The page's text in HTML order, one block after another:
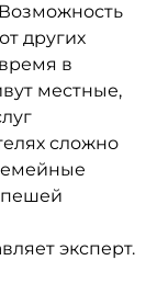
других
в
местные,
сложно
пешей
эксперт.